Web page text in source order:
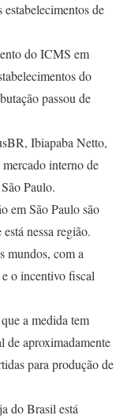
de
do ICMS em
do
passou de
Ibiapaba Netto,
interno de
Paulo.
em São Paulo são
nessa região.
mundos, com a
o incentivo fiscal
a medida tem
de aproximadamente
para produção de
do Brasil está